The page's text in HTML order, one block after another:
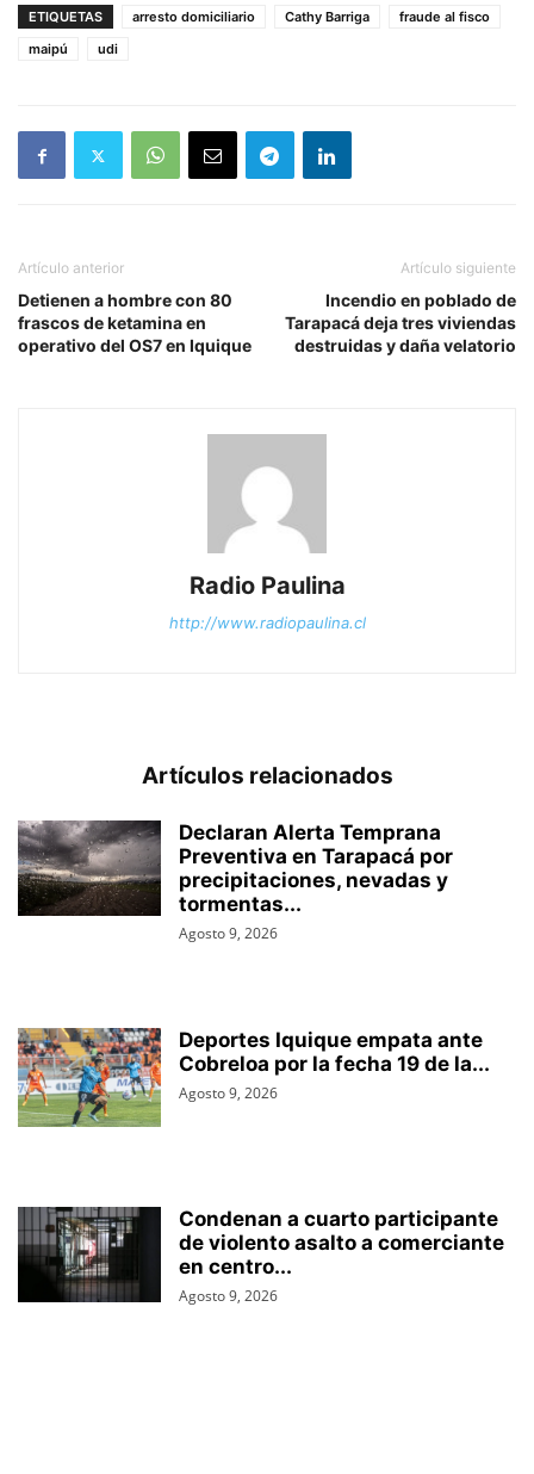
ETIQUETAS arresto domiciliario Cathy Barriga
fraude al fisco
maipú
udi
Artículo anterior
Detienen a hombre con 80
frascos de ketamina en
operativo del OS7 en Iquique
Artículo siguiente
Incendio en poblado de
Tarapacá deja tres viviendas
destruidas y daña velatorio
Radio Paulina
http://www.radiopaulina.cl
Artículos relacionados
Declaran Alerta Temprana
Preventiva en Tarapacá por
precipitaciones, nevadas y
tormentas...
Agosto 9, 2026
Deportes Iquique empata ante
Cobreloa por la fecha 19 de la...
Agosto 9, 2026
Condenan a cuarto participante
de violento asalto a comerciante
en centro...
Agosto 9, 2026